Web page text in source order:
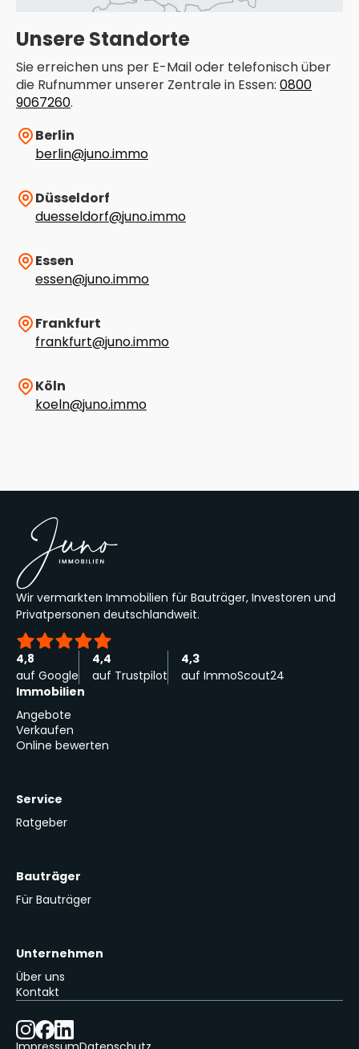
Unsere Standorte
Sie erreichen uns per E-Mail oder telefonisch über
die Rufnummer unserer Zentrale in Essen: 0800
9067260.
Berlin
berlin@juno.immo
Düsseldorf
duesseldorf@juno.immo
Essen
essen@juno.immo
Frankfurt
frankfurt@juno.immo
Köln
koeln@juno.immo
Wir vermarkten Immobilien für Bauträger, Investoren und
Privatpersonen deutschlandweit.
4,8
auf Google
4,4
auf Trustpilot
4,3
auf ImmoScout24
Immobilien
Angebote
Verkaufen
Online bewerten
Service
Ratgeber
Bauträger
Für Bauträger
Unternehmen
Über uns
Kontakt